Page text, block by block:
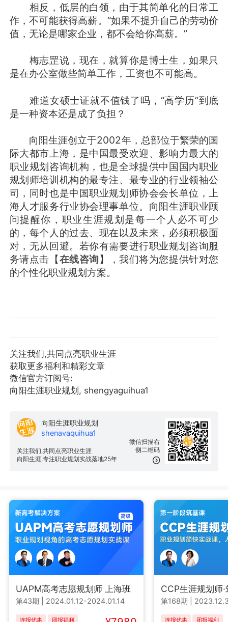
相反，低层的白领，由于其简单化的日常工
作，不可能获得高薪。“如果不提升自己的劳动价
值，无论是哪家企业，都不会给你高薪。”
梅志罡说，现在，就算你是博士生，如果只
是在办公室做些简单工作，工资也不可能高。
难道女硕士证就不值钱了吗，“高学历”到底
是一种资本还是成了负担？
向阳生涯创立于2002年，总部位于繁荣的国
际大都市上海，是中国最受欢迎、影响力最大的
职业规划咨询机构，也是全球提供中国国内职业
规划师培训机构的最专注、最专业的行业领袖公
司，同时也是中国职业规划师协会会长单位，上
海人才服务行业协会理事单位。向阳生涯职业顾
问提醒你，职业生涯规划是每一个人必不可少
的，每个人的过去、现在以及未来，必须积极面
对，无从回避。若你有需要进行职业规划咨询服
务请点击【在线咨询】，我们将为您提供针对您
的个性化职业规划方案。
关注我们,共同点亮职业生涯
获取更多福利和精彩文章
微信官方订阅号:
向阳生涯职业规划, shengyaguihua1
微信扫描右
侧二维码
向阳生涯职业规划
shenavaquihua1
关注我们,共同点亮职业生涯
向阳生涯,专注职业规划实战落地25年
UAPM高考志愿规划师 上海班
第43期 2024.01.12-2024.01.14
连报优惠 团报福利
CCP生涯规划师
第168期
连报优惠 团报福利